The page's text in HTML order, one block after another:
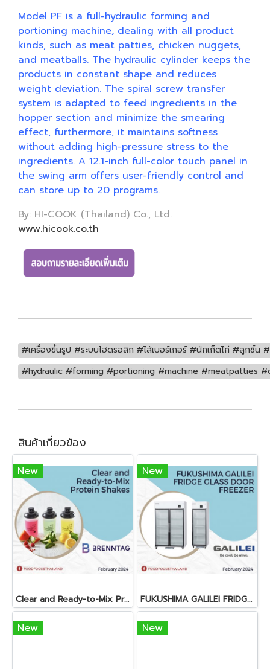
Model PF is a full-hydraulic forming and
portioning machine, dealing with all product
kinds, such as meat patties, chicken nuggets,
and meatballs. The hydraulic cylinder keeps the
products in constant shape and reduces
weight deviation. The spiral screw transfer
system is adapted to feed ingredients in the
hopper section and minimize the smearing
effect, furthermore, it maintains softness
without adding high-pressure stress to the
ingredients. A 12.1-inch full-color touch panel in
the swing arm offers user-friendly control and
can store up to 20 programs.
By: HI-COOK (Thailand) Co., Ltd.
www.hicook.co.th
#เครื่องขึ้นรูป #ระบบไฮดรอลิก #ไส้เบอร์เกอร์ #นักเก็ตไก่ #ลูกชิ้น
#hydraulic #forming #portioning #machine #meatpatties
สินค้าเกี่ยวข้อง
New
Clear and Ready-to-Mix Protein Shakes
New
FUKUSHIMA GALILEI FRIDGE GLASS DOOR FREEZER
New New